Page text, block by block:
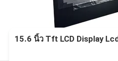
15.6 นิ้ว Tft LCD Display